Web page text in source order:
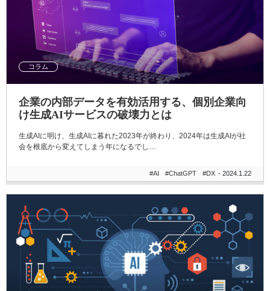
コラム
企業の内部データを有効活用する、個別企業向
け生成AIサービスの破壊力とは
生成AIに明け、生成AIに暮れた2023年が終わり、2024年は生成AIが社
会を根底から変えてしまう年になるでし…
#AI #ChatGPT #DX - 2024.1.22